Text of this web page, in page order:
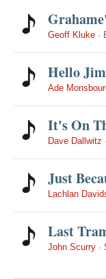
Geoff Kluke ·
Hello
Ade
It's On
Dave Dallwitz ·
Just
Lachlan
Last
John Scurry ·